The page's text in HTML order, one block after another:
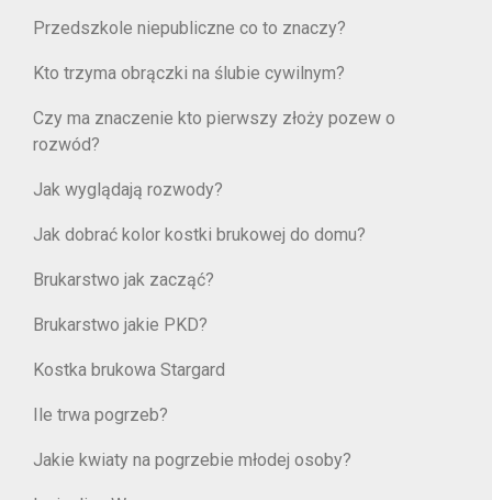
Przedszkole niepubliczne co to znaczy?
Kto trzyma obrączki na ślubie cywilnym?
Czy ma znaczenie kto pierwszy złoży pozew o
rozwód?
Jak wyglądają rozwody?
Jak dobrać kolor kostki brukowej do domu?
Brukarstwo jak zacząć?
Brukarstwo jakie PKD?
Kostka brukowa Stargard
Ile trwa pogrzeb?
Jakie kwiaty na pogrzebie młodej osoby?